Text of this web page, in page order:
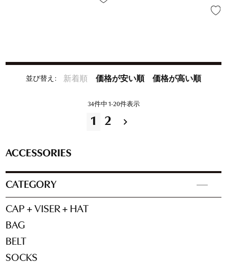
ACCESSORIES
CATEGORY
CAP + VISER + HAT
BAG
BELT
SOCKS
並び替え 新着順 価格が安い順 価格が高い順
34件中 1-20件表示
1 2